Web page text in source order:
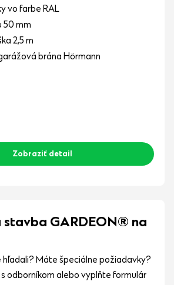
vo farbe RAL
50 mm
2,5 m
brána Hörmann
Zobraziť detail
GARDEON® na
hľadali? Máte špeciálne požiadavky?
odborníkom alebo vyplňte formulár